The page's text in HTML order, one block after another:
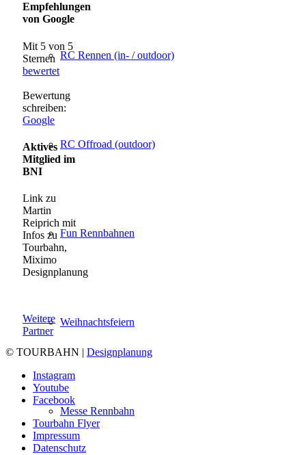
RC Rennen (in- / outdoor)
RC Offroad (outdoor)
Fun Rennbahnen
Weihnachtsfeiern
Messe Rennbahn
Empfehlungen
von Google
Mit 5 von 5
Sternen
bewertet
Bewertung
schreiben:
Google
Aktives
Mitglied im
BNI
Link zu
Martin
Reiprich mit
Infos zu
Tourbahn,
Miximo
Designplanung
Weitere
Partner
© TOURBAHN | Designplanung
Instagram
Youtube
Facebook
Tourbahn Flyer
Impressum
Datenschutz